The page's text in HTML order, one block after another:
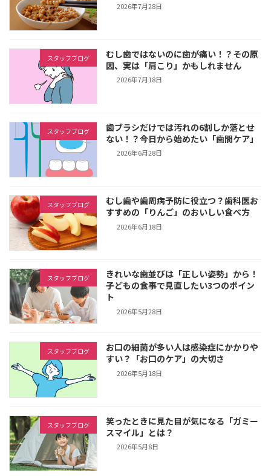
2026年7月28日
スタッフブログ
むし歯ではないのに歯が痛い！？その原
因、実は「肩こり」かもしれません
2026年7月18日
スタッフブログ
歯ブラシだけでは汚れの6割しか落とせ
ない！？今日から始めたい「歯間ケア」
2026年6月28日
スタッフブログ
むし歯や歯周病予防に役立つ？歯科医お
すすめの「りんご」のおいしい食べ方
2026年6月18日
スタッフブログ
きれいな歯並びは「正しい姿勢」から！
子どもの食事で見直したい3つのポイン
ト
2026年5月28日
スタッフブログ
お口の細菌が多い人は感染症にかかりや
すい？「お口のケア」の大切さ
2026年5月18日
スタッフブログ
笑ったときに見た目が気になる「ガミー
スマイル」とは？
2026年5月8日